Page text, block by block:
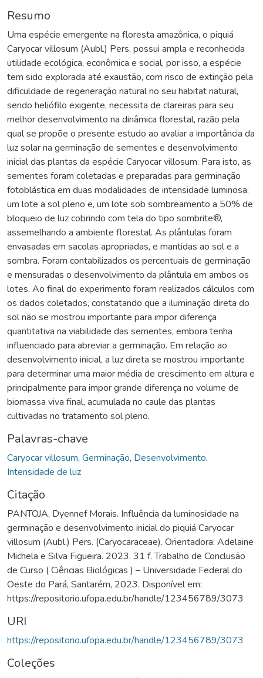
Resumo
Uma espécie emergente na floresta amazônica, o piquiá
Caryocar villosum (Aubl.) Pers, possui ampla e reconhecida
utilidade ecológica, econômica e social, por isso, a espécie
tem sido explorada até exaustão, com risco de extinção pela
dificuldade de regeneração natural no seu habitat natural,
sendo heliófilo exigente, necessita de clareiras para seu
melhor desenvolvimento na dinâmica florestal, razão pela
qual se propõe o presente estudo ao avaliar a importância da
luz solar na germinação de sementes e desenvolvimento
inicial das plantas da espécie Caryocar villosum. Para isto, as
sementes foram coletadas e preparadas para germinação
fotoblástica em duas modalidades de intensidade luminosa:
um lote a sol pleno e, um lote sob sombreamento a 50% de
bloqueio de luz cobrindo com tela do tipo sombrite®,
assemelhando a ambiente florestal. As plântulas foram
envasadas em sacolas apropriadas, e mantidas ao sol e a
sombra. Foram contabilizados os percentuais de germinação
e mensuradas o desenvolvimento da plântula em ambos os
lotes. Ao final do experimento foram realizados cálculos com
os dados coletados, constatando que a iluminação direta do
sol não se mostrou importante para impor diferença
quantitativa na viabilidade das sementes, embora tenha
influenciado para abreviar a germinação. Em relação ao
desenvolvimento inicial, a luz direta se mostrou importante
para determinar uma maior média de crescimento em altura e
principalmente para impor grande diferença no volume de
biomassa viva final, acumulada no caule das plantas
cultivadas no tratamento sol pleno.
Palavras-chave
Caryocar villosum, Germinação, Desenvolvimento,
Intensidade de luz
Citação
PANTOJA, Dyennef Morais. Influência da luminosidade na
germinação e desenvolvimento inicial do piquiá Caryocar
villosum (Aubl.) Pers. (Caryocaraceae). Orientadora: Adelaine
Michela e Silva Figueira. 2023. 31 f. Trabalho de Conclusão
de Curso ( Ciências Biológicas ) – Universidade Federal do
Oeste do Pará, Santarém, 2023. Disponível em:
https://repositorio.ufopa.edu.br/handle/123456789/3073
URI
https://repositorio.ufopa.edu.br/handle/123456789/3073
Coleções